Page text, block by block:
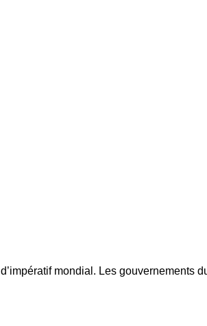
mondial. Les gouvernements